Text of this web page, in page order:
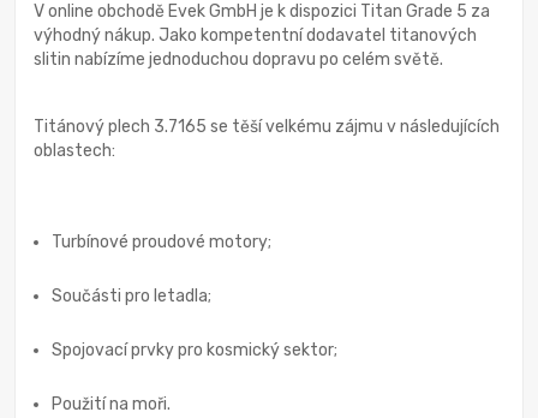
V online obchodě Evek GmbH je k dispozici Titan Grade 5 za
výhodný nákup. Jako kompetentní dodavatel titanových
slitin nabízíme jednoduchou dopravu po celém světě.
Titánový plech 3.7165 se těší velkému zájmu v následujících
oblastech:
Turbínové proudové motory;
Součásti pro letadla;
Spojovací prvky pro kosmický sektor;
Použití na moři.